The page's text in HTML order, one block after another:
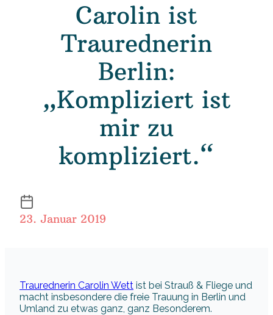
Carolin ist
Traurednerin
Berlin:
„Kompliziert ist
mir zu
kompliziert.“
23. Januar 2019
Traurednerin Carolin Wett ist bei Strauß & Fliege und
macht insbesondere die freie Trauung in Berlin und
Umland zu etwas ganz, ganz Besonderem.